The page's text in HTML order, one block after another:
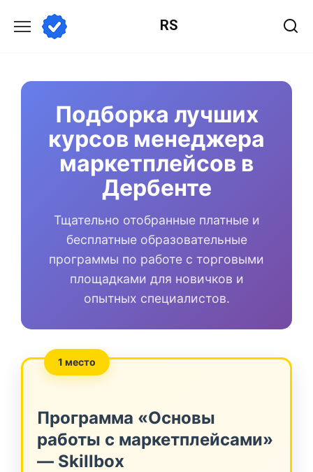
содержанию
RS
Подборка лучших
курсов менеджера
маркетплейсов в
Дербенте
Тщательно отобранные платные и
бесплатные образовательные
программы по работе с торговыми
площадками для новичков и
опытных специалистов.
1 место
Программа «Основы
работы с маркетплейсами»
— Skillbox